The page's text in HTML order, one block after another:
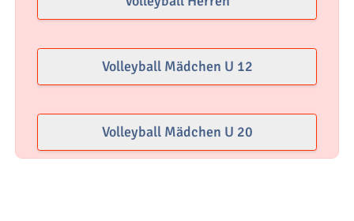
Volleyball Mädchen U 12
Volleyball Mädchen U 20